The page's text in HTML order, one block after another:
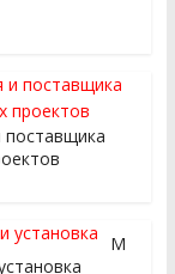
поставщика
М